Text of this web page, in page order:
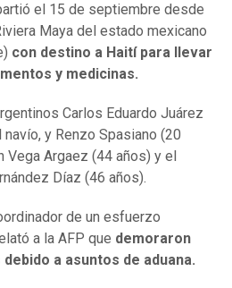
el 15 de septiembre desde
Maya del estado mexicano
con destino a Haití para llevar
y medicinas.
Carlos Eduardo Juárez
y Renzo Spasiano (20
Argaez (44 años) y el
Díaz (46 años).
de un esfuerzo
a la AFP que demoraron
a asuntos de aduana.